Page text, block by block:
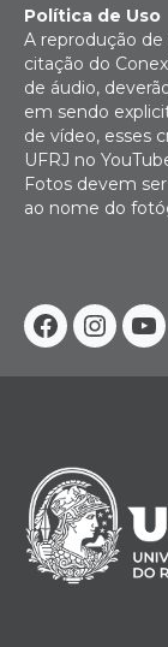
Facebook
Política de Uso
A reprodução
citação do
de áudio,
em sendo
de vídeo, esses
UFRJ no
Fotos devem
ao nome do